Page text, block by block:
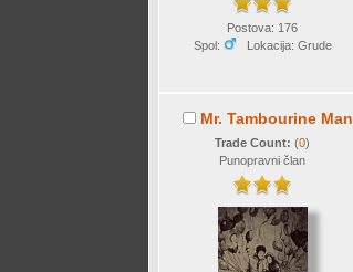
Postova: 176
Spol:
Lokacija: Grude
Mr. Tambourine Man
Trade Count:(0)
Punopravni član